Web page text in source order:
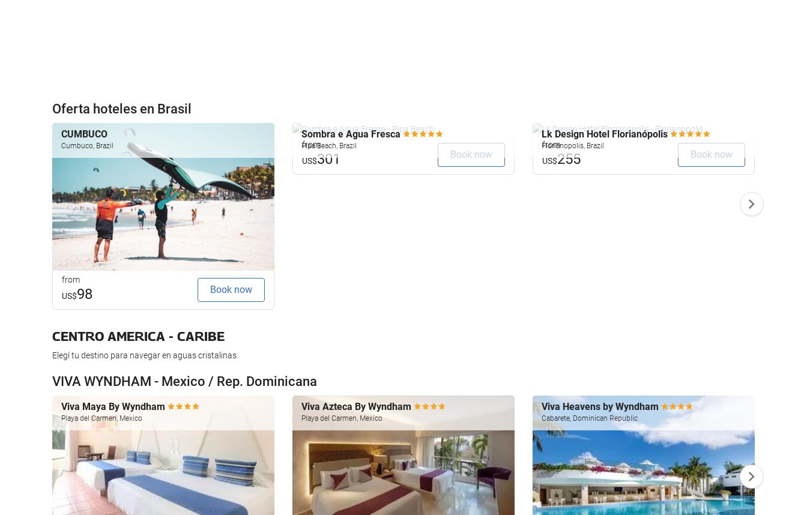
Oferta hoteles en Brasil
CUMBUCO
Cumbuco, Brazil
from
US$98 Book now
Sombra e Agua Fresca
Pipa Beach, Brazil
from
US$301 Book now
Lk Design Hotel Florianópolis
Florianopolis, Brazil
from
US$255 Book now
CENTRO AMERICA - CARIBE
Elegí tu destino para navegar en aguas cristalinas.
VIVA WYNDHAM - Mexico / Rep. Dominicana
Viva Maya By Wyndham
Playa del Carmen, Mexico
Viva Azteca By Wyndham
Playa del Carmen, Mexico
Viva Heavens by Wyndham
Cabarete, Dominican Republic